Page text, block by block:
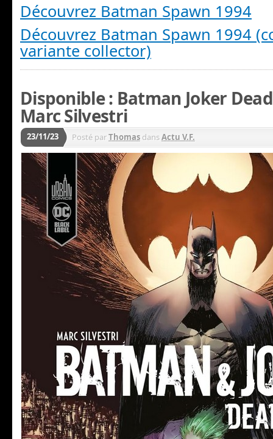
Découvrez Batman Spawn 1994
Découvrez Batman Spawn 1994
variante collector)
Disponible : Batman Joker
Marc Silvestri
23/11/23 Posté parThomas dansActu V.F.